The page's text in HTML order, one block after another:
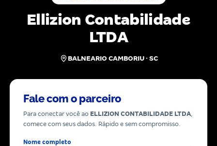
Ellizion Contabilidade
LTDA
BALNEARIO CAMBORIU · SC
Fale com o parceiro
Para conectar você ao ELLIZION CONTABILIDADE LTDA,
comece com seus dados. Rápido e sem compromisso.
Nome completo